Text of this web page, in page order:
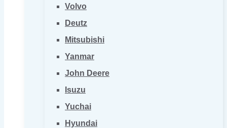
Volvo
Deutz
Mitsubishi
Yanmar
John Deere
Isuzu
Yuchai
Hyundai